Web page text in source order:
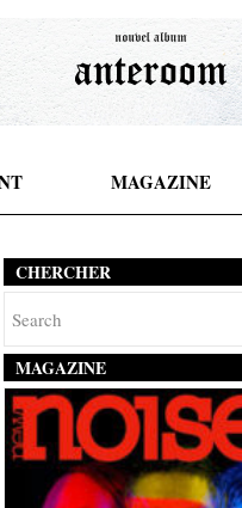
MAGAZINE
CHERCHER
MAGAZINE